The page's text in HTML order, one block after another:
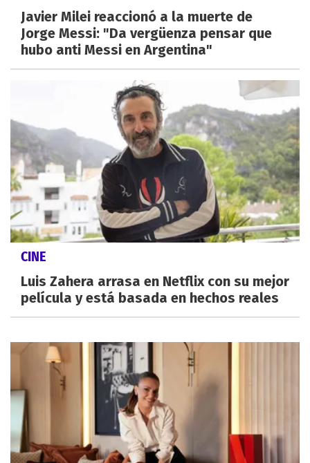
Javier Milei reaccionó a la muerte de
Jorge Messi: "Da vergüenza pensar que
hubo anti Messi en Argentina"
CINE
Luis Zahera arrasa en Netflix con su mejor
película y está basada en hechos reales